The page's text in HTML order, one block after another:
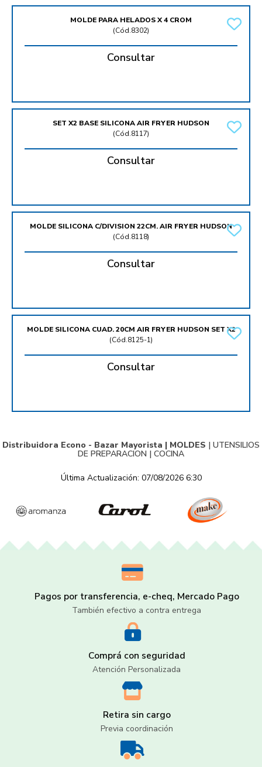
MOLDE PARA HELADOS X 4 CROM
(Cód.8302)
Consultar
SET X2 BASE SILICONA AIR FRYER HUDSON
(Cód.8117)
Consultar
MOLDE SILICONA C/DIVISION 22CM. AIR FRYER HUDSON
(Cód.8118)
Consultar
MOLDE SILICONA CUAD. 20CM AIR FRYER HUDSON SET X2
(Cód.8125-1)
Consultar
Distribuidora Econo - Bazar Mayorista | MOLDES | UTENSILIOS
DE PREPARACION | COCINA
Última Actualización: 07/08/2026 6:30
Pagos por transferencia, e-cheq, Mercado Pago
También efectivo a contra entrega
Comprá con seguridad
Atención Personalizada
Retira sin cargo
Previa coordinación